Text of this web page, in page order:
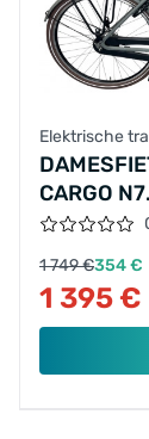
Elektrische
CARGO N7
28"/
1 749 €354 €
1 395 €